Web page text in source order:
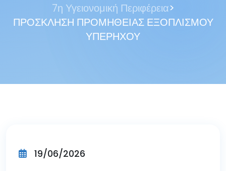
7η Υγειονομική Περιφέρεια>
ΠΡΟΣΚΛΗΣΗ ΠΡΟΜΗΘΕΙΑΣ ΕΞΟΠΛΙΣΜΟΥ
ΥΠΕΡΗΧΟΥ
19/06/2026